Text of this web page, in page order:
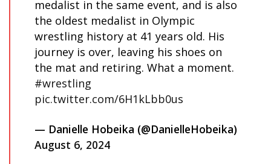
medalist in the same event, and is also
the oldest medalist in Olympic
wrestling history at 41 years old. His
journey is over, leaving his shoes on
the mat and retiring. What a moment.
#wrestling
pic.twitter.com/6H1kLbb0us
— Danielle Hobeika (@DanielleHobeika)
August 6, 2024